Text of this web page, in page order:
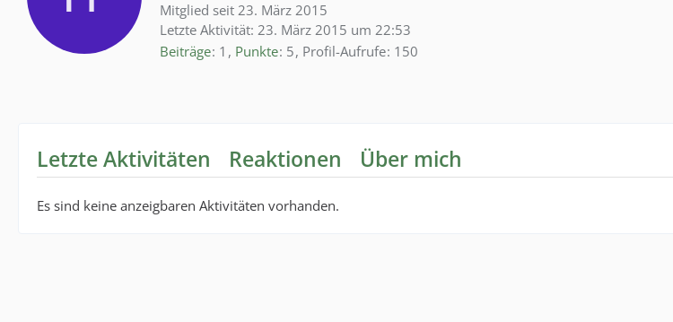
Mitglied seit 23. März 2015
Letzte Aktivität: 23. März 2015 um 22:53
Beiträge 1 Punkte 5 Profil-Aufrufe 150
Letzte Aktivitäten Reaktionen Über mich
Es sind keine anzeigbaren Aktivitäten vorhanden.